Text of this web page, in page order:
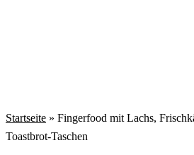
Startseite » Fingerfood mit Lachs,
Toastbrot-Taschen